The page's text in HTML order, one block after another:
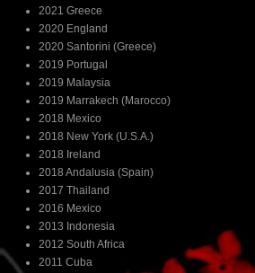
2021 Greece
2020 England
2020 Santorini (Greece)
2019 Portugal
2019 Malaysia
2019 Marrakech (Marocco)
2018 Mexico
2018 New York (U.S.A.)
2018 Ireland
2018 Andalusia (Spain)
2017 Thailand
2016 Mexico
2013 Indonesia
2012 South Africa
2011 Cuba